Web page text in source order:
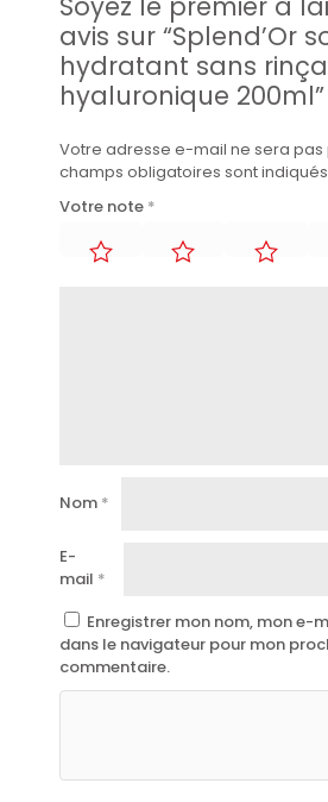
Soyez le premier à
avis sur “Splend’Or
hydratant sans
hyaluronique 200ml”
Votre adresse e-mail ne sera pas
champs obligatoires sont
Votre note *
Nom *
E-
mail *
Enregistrer mon nom, mon e-
dans le navigateur pour mon
commentaire.